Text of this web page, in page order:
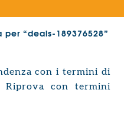
HOME
PRODOTTI
Espandi
il
EUROPEA
“deals-189376528”
con i termini di
Riprova con termini